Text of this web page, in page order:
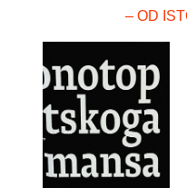
– OD